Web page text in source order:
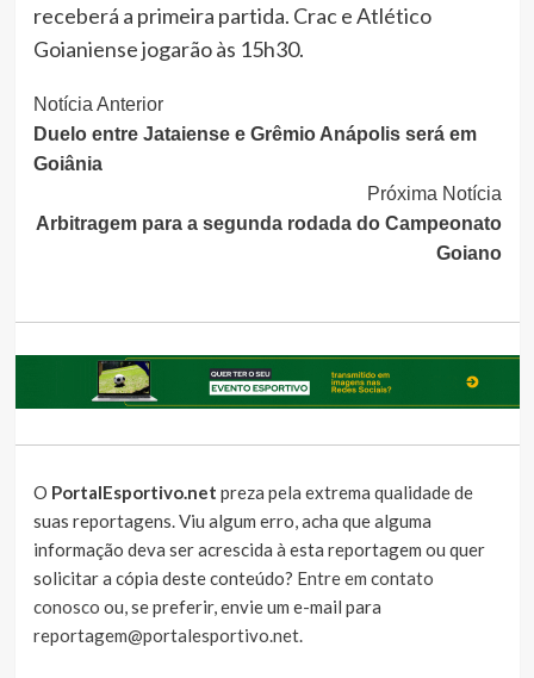
receberá a primeira partida. Crac e Atlético
Goianiense jogarão às 15h30.
Continue
Lendo
Notícia Anterior
Duelo entre Jataiense e Grêmio Anápolis será em
Goiânia
Próxima Notícia
Arbitragem para a segunda rodada do Campeonato
Goiano
O PortalEsportivo.net preza pela extrema qualidade de
suas reportagens. Viu algum erro, acha que alguma
informação deva ser acrescida à esta reportagem ou quer
solicitar a cópia deste conteúdo? Entre em contato
conosco ou, se preferir, envie um e-mail para
reportagem@portalesportivo.net.